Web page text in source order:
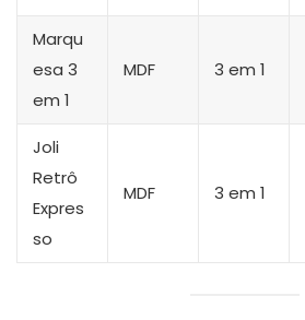
Marqu
esa 3
em 1
MDF 3 em 1
Joli
Retrô
Expres
so
MDF 3 em 1